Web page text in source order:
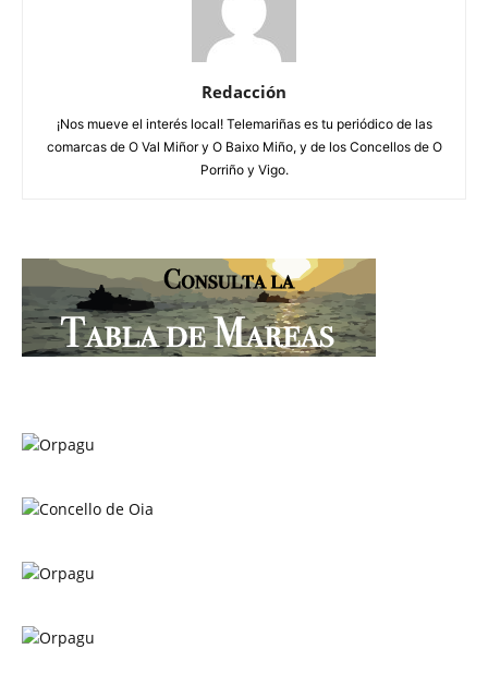
Redacción
¡Nos mueve el interés local! Telemariñas es tu periódico de las
comarcas de O Val Miñor y O Baixo Miño, y de los Concellos de O
Porriño y Vigo.